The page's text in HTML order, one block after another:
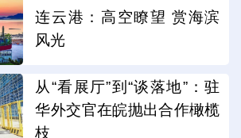
连云港：高空瞭望 赏海滨
风光
从“看展厅”到“谈落地”：驻
华外交官在皖抛出合作橄榄
枝